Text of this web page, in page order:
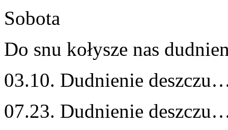
Sobota
Do snu kołysze nas
03.10. Dudnienie
07.23. Dudnienie